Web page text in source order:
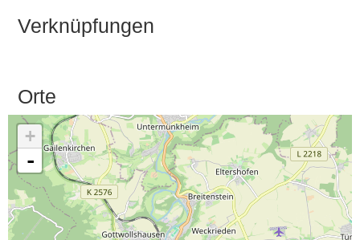
Verknüpfungen
Orte
+
-